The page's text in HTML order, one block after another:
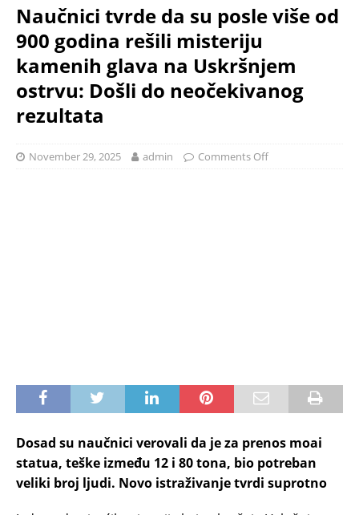
Naučnici tvrde da su posle više od
900 godina rešili misteriju
kamenih glava na Uskršnjem
ostrvu: Došli do neočekivanog
rezultata
November 29, 2025 admin Comments Off
Dosad su naučnici verovali da je za prenos moai
statua, teške između 12 i 80 tona, bio potreban
veliki broj ljudi. Novo istraživanje tvrdi suprotno